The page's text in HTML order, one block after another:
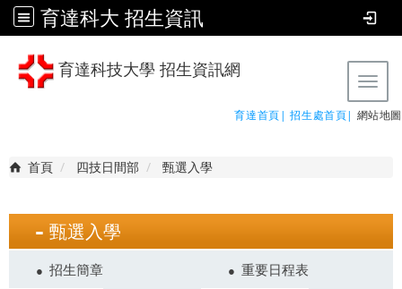
育達科大 招生資訊
育達科技大學 招生資訊網
育達首頁| 招生處首頁| 網站地圖
首頁 四技日間部 甄選入學
甄選入學
招生簡章 重要日程表